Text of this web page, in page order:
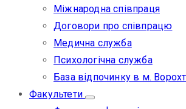
Міжнародна співпраця
Договори про співпрацю
Медична служба
Психологічна служба
База відпочинку в м.
Факультети